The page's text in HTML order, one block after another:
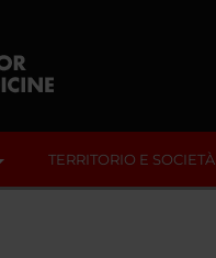
TERRITORIO E SOCIETÀ